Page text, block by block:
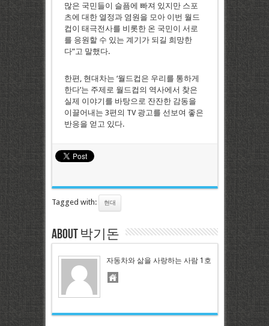
많은 국민들이 슬픔에 빠져 있지만 스포
츠에 대한 열정과 염원을 모아 이번 월드
컵이 태극전사를 비롯한 온 국민이 서로
를 응원할 수 있는 계기가 되길 희망한
다”고 말했다.
한편, 현대차는 ‘월드컵은 우리를 통하게
한다’는 주제로 월드컵의 역사에서 찾은
실제 이야기를 바탕으로 잔잔한 감동을
이끌어내는 3편의 TV 광고를 선보여 좋은
반응을 얻고 있다.
Tagged with: 현대
About 박기돈
자동차와 삶을 사랑하는 사람 1호